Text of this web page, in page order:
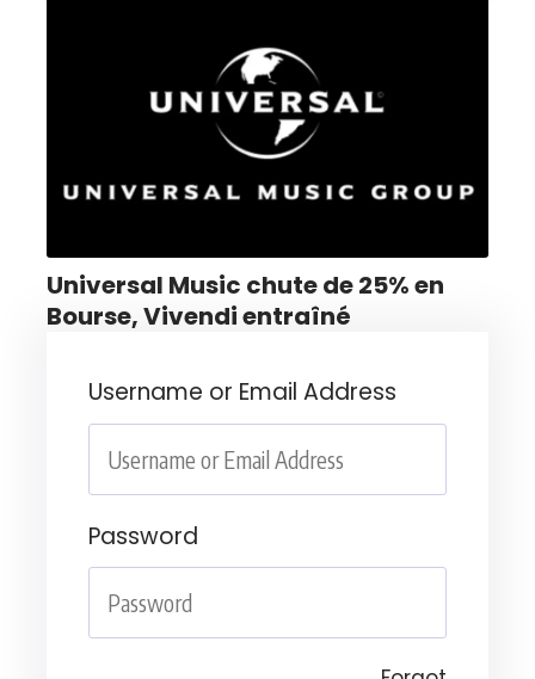
Universal Music chute de 25% en
Bourse, Vivendi entraîné
Username or Email Address
Password